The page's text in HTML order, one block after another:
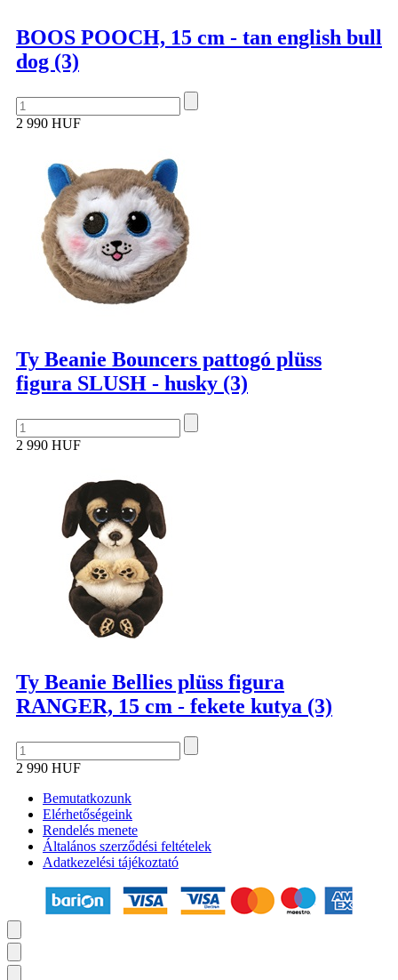
BOOS POOCH, 15 cm - tan english bull
dog (3)
2 990 HUF
Ty Beanie Bouncers pattogó plüss
figura SLUSH - husky (3)
2 990 HUF
Ty Beanie Bellies plüss figura
RANGER, 15 cm - fekete kutya (3)
2 990 HUF
Bemutatkozunk
Elérhetőségeink
Rendelés menete
Általános szerződési feltételek
Adatkezelési tájékoztató